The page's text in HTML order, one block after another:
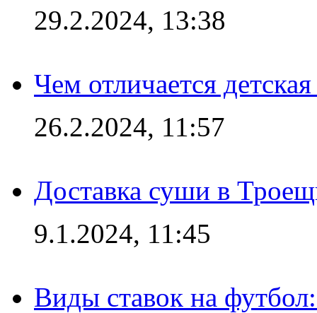
29.2.2024, 13:38
Чем отличается
26.2.2024, 11:57
Доставка суши в
9.1.2024, 11:45
Виды ставок на